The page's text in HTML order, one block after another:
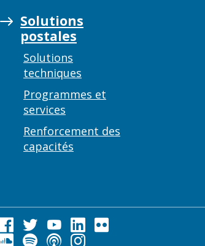
Solutions
postales
Solutions
techniques
Programmes et
services
Renforcement des
capacités